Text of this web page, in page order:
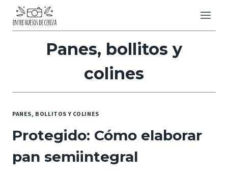
Saltar
contenido
Panes, bollitos y
colines
PANES, BOLLITOS Y COLINES
Protegido: Cómo elaborar
pan semiintegral